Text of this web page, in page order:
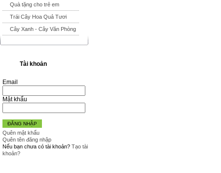
Quà tặng cho trẻ em
Trái Cây Hoa Quả Tươi
Cây Xanh - Cây Văn Phòng
Tài khoản
Email
Mật khẩu
ĐĂNG NHẬP
Quên mật khẩu
Quên tên đăng nhập
Nếu bạn chưa có tài khoản? Tạo tài
khoản?